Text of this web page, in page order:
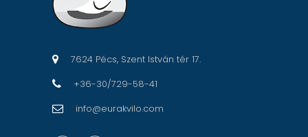
7624 Pécs, Szent István tér 17.
+36-30/729-58-41
info@eurakvilo.com